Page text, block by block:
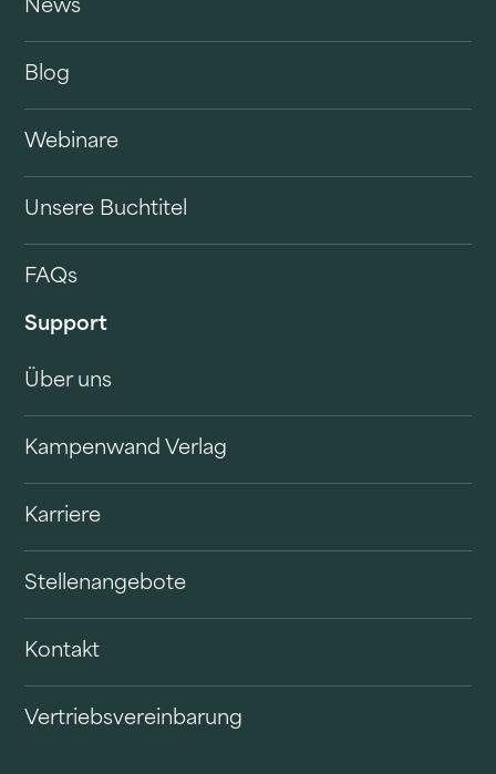
News
Blog
Webinare
Unsere Buchtitel
FAQs
Support
Über uns
Kampenwand Verlag
Karriere
Stellenangebote
Kontakt
Vertriebsvereinbarung